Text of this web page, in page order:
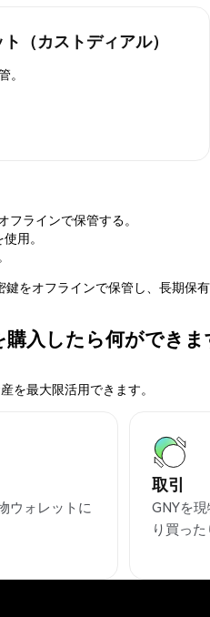
（カストディアル）
。
フラインで保管する。
用。
鍵をオフラインで保管し、長期保
入したら何ができま
を最大限活用できます。
ウォレットに
取引
GNYを
り買った